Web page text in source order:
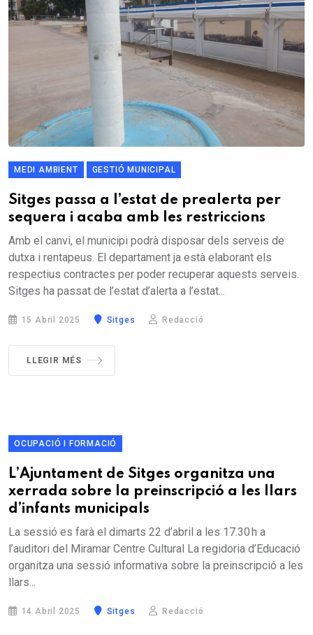
MEDI AMBIENT GESTIÓ MUNICIPAL
Sitges passa a l’estat de prealerta per
sequera i acaba amb les restriccions
Amb el canvi, el municipi podrà disposar dels serveis de
dutxa i rentapeus. El departament ja està elaborant els
respectius contractes per poder recuperar aquests serveis.
Sitges ha passat de l’estat d’alerta a l’estat...
15 Abril 2025 Sitges Redacció
LLEGIR MÉS
OCUPACIÓ I FORMACIÓ
L’Ajuntament de Sitges organitza una
xerrada sobre la preinscripció a les llars
d’infants municipals
La sessió es farà el dimarts 22 d’abril a les 17.30 h a
l’auditori del Miramar Centre Cultural La regidoria d’Educació
organitza una sessió informativa sobre la preinscripció a les
llars...
14 Abril 2025 Sitges Redacció